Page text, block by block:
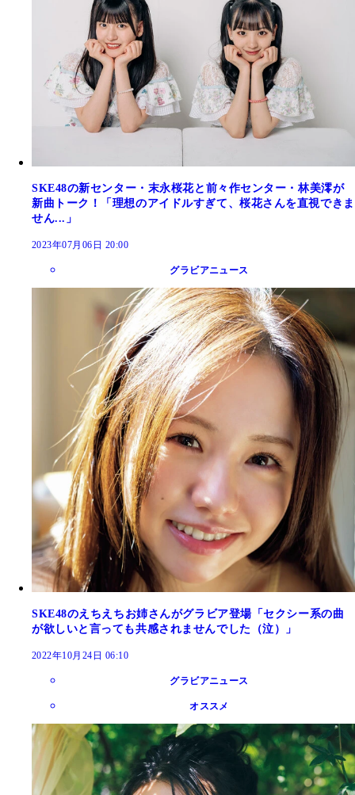
SKE48の新センター・末永桜花と前々作センター・林美澪が
新曲トーク！「理想のアイドルすぎて、桜花さんを直視できま
せん...」
2023年07月06日 20:00
グラビアニュース
SKE48のえちえちお姉さんがグラビア登場「セクシー系の曲
が欲しいと言っても共感されませんでした（泣）」
2022年10月24日 06:10
グラビアニュース
オススメ